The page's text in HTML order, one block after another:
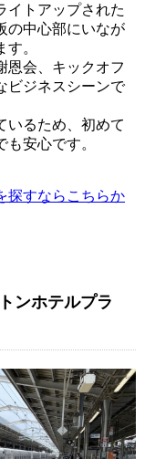
イトアップされた
の中心部にいなが
。
恩会、キックオフ
ビジネスシーンで
いるため、初めて
安心です。
探すならこちらか
ンホテルプラ